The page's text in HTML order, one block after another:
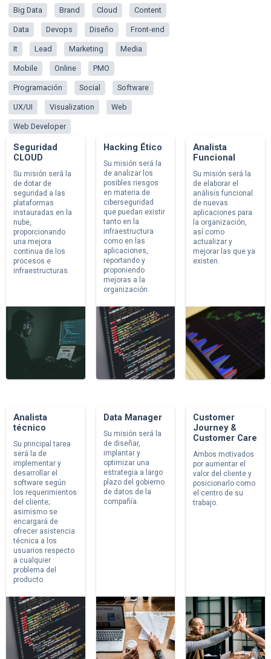
Big Data Brand Cloud Content
Data Devops Diseño Front-end
It Lead Marketing Media
Mobile Online PMO
Programación Social Software
UX/UI Visualization Web
Web Developer
Seguridad
CLOUD
Su misión será la
de dotar de
seguridad a las
plataformas
instauradas en la
nube,
proporcionando
una mejora
continua de los
procesos e
infraestructuras.
Hacking Ético
Su misión será la
de analizar los
posibles riesgos
en materia de
ciberseguridad
que puedan existir
tanto en la
infraestructura
como en las
aplicaciones,
reportando y
proponiendo
mejoras a la
organización.
Analista
Funcional
Su misión será la
de elaborar el
análisis funcional
de nuevas
aplicaciones para
la organización,
así como
actualizar y
mejorar las que ya
existen.
Analista
técnico
Su principal tarea
será la de
implementar y
desarrollar el
software según
los requerimientos
del cliente;
asimismo se
encargará de
ofrecer asistencia
técnica a los
usuarios respecto
a cualquier
problema del
producto.
Data Manager
Su misión será la
de diseñar,
implantar y
optimizar una
estrategia a largo
plazo del gobierno
de datos de la
compañía.
Customer
Journey &
Customer Care
Ambos motivados
por aumentar el
valor del cliente y
posicionarlo como
el centro de su
trabajo.